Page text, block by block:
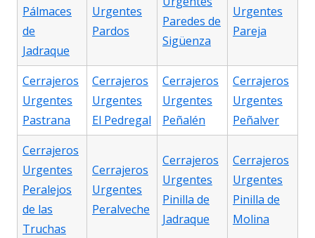
Pálmaces
de
Jadraque
Urgentes
Pardos
Paredes de
Sigüenza
Urgentes
Pareja
Cerrajeros
Urgentes
Pastrana
Cerrajeros
Urgentes
El Pedregal
Cerrajeros
Urgentes
Peñalén
Cerrajeros
Urgentes
Peñalver
Cerrajeros
Urgentes
Peralejos
de las
Truchas
Cerrajeros
Urgentes
Peralveche
Cerrajeros
Urgentes
Pinilla de
Jadraque
Cerrajeros
Urgentes
Pinilla de
Molina